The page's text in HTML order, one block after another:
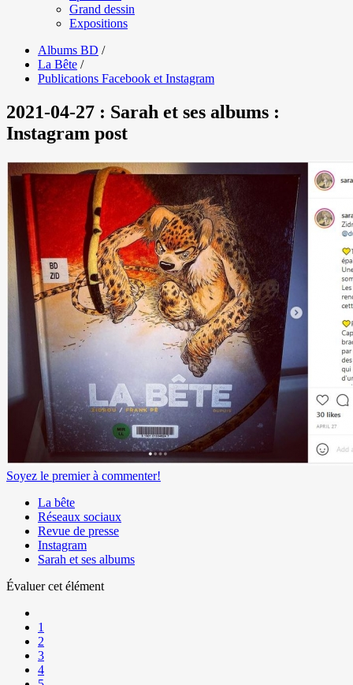
Grand dessin
Expositions
Albums BD /
La Bête /
Publications Facebook et Instagram
2021-04-27 : Sarah et ses albums :
Instagram post
Soyez le premier à commenter!
La bête
Réseaux sociaux
Revue de presse
Instagram
Sarah et ses albums
Évaluer cet élément
1
2
3
4